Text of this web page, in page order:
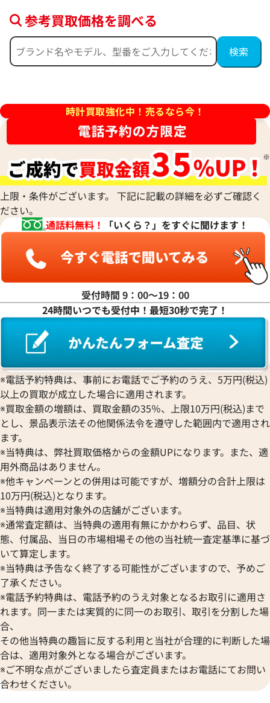
ィリップ アクアノート
合わせください
電話で聞く
パテック フィリップ アクア
グラフ 5968G-010
参考買取価格
価格はお問い合わせください
電話で聞く
リップ アクアノート クロノ
001
格
合わせください
電話で聞く
パテック フィリップ アクアノ
5165A-001
参考買取価格
※2025年6月27日時点の参考
リップ アクアノート
パテックフィリップ アクア
001
参考買取価格を調べる
時計買取強化中！売るなら今！
上限・条件がございます。 下記に記載の詳細を必ずご確認く
ださい。
通話料無料！
「いくら？」をすぐに聞けます！
受付時間 9：00〜19：00
24時間いつでも受付中！最短30秒で完了！
※電話予約特典は、事前にお電話でご予約のうえ、5万円(税込)
以上の買取が成立した場合に適用されます。
※買取金額の増額は、買取金額の35％、上限10万円(税込)まで
とし、景品表示法その他関係法令を遵守した範囲内で適用され
ます。
※当特典は、弊社買取価格からの金額UPになります。また、適
用外商品はありません。
※他キャンペーンとの併用は可能ですが、増額分の合計上限は
10万円(税込)となります。
※当特典は適用対象外の店舗がございます。
※通常査定額は、当特典の適用有無にかかわらず、品目、状
態、付属品、当日の市場相場その他の当社統一査定基準に基づ
いて算定します。
※当特典は予告なく終了する可能性がございますので、予めご
了承ください。
※電話予約特典は、電話予約のうえ対象となるお取引に適用さ
れます。同一または実質的に同一のお取引、取引を分割した場
合、
その他当特典の趣旨に反する利用と当社が合理的に判断した場
合は、適用対象外となる場合がございます。
※ご不明な点がございましたら査定員またはお電話にてお問い
合わせください。